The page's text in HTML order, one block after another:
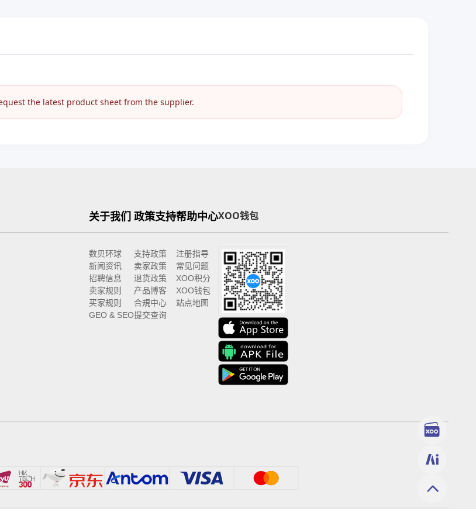
the latest product sheet from the supplier.
关于我们
数贝环球
新闻资讯
招聘信息
卖家规则
买家规则
GEO & SEO
政策支持
支持政策
卖家政策
退货政策
产品博客
合規中心
提交查询
帮助中心
注册指导
常见问题
XOO积分
XOO钱包
站点地图
XOO钱包